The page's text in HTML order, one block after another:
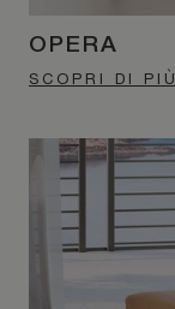
OPERA
SCOPRI DI PIÙ